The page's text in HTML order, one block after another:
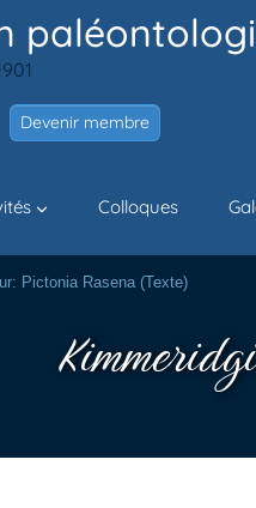
Devenir membre
Colloques
Pictonia Rasena (Texte)